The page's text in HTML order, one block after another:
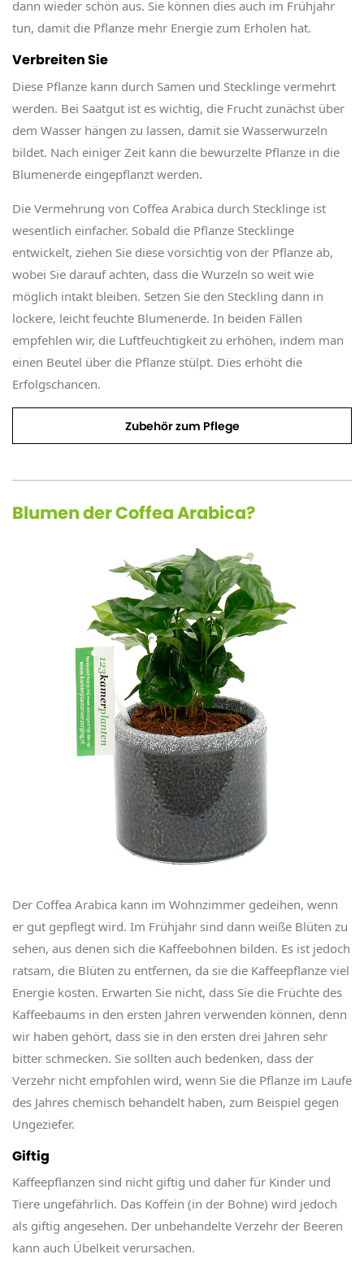
dann wieder schön aus. Sie können dies auch im Frühjahr
tun, damit die Pflanze mehr Energie zum Erholen hat.
Verbreiten Sie
Diese Pflanze kann durch Samen und Stecklinge vermehrt
werden. Bei Saatgut ist es wichtig, die Frucht zunächst über
dem Wasser hängen zu lassen, damit sie Wasserwurzeln
bildet. Nach einiger Zeit kann die bewurzelte Pflanze in die
Blumenerde eingepflanzt werden.
Die Vermehrung von Coffea Arabica durch Stecklinge ist
wesentlich einfacher. Sobald die Pflanze Stecklinge
entwickelt, ziehen Sie diese vorsichtig von der Pflanze ab,
wobei Sie darauf achten, dass die Wurzeln so weit wie
möglich intakt bleiben. Setzen Sie den Steckling dann in
lockere, leicht feuchte Blumenerde. In beiden Fällen
empfehlen wir, die Luftfeuchtigkeit zu erhöhen, indem man
einen Beutel über die Pflanze stülpt. Dies erhöht die
Erfolgschancen.
Zubehör zum Pflege
Blumen der Coffea Arabica?
Der Coffea Arabica kann im Wohnzimmer gedeihen, wenn
er gut gepflegt wird. Im Frühjahr sind dann weiße Blüten zu
sehen, aus denen sich die Kaffeebohnen bilden. Es ist jedoch
ratsam, die Blüten zu entfernen, da sie die Kaffeepflanze viel
Energie kosten. Erwarten Sie nicht, dass Sie die Früchte des
Kaffeebaums in den ersten Jahren verwenden können, denn
wir haben gehört, dass sie in den ersten drei Jahren sehr
bitter schmecken. Sie sollten auch bedenken, dass der
Verzehr nicht empfohlen wird, wenn Sie die Pflanze im Laufe
des Jahres chemisch behandelt haben, zum Beispiel gegen
Ungeziefer.
Giftig
Kaffeepflanzen sind nicht giftig und daher für Kinder und
Tiere ungefährlich. Das Koffein (in der Bohne) wird jedoch
als giftig angesehen. Der unbehandelte Verzehr der Beeren
kann auch Übelkeit verursachen.